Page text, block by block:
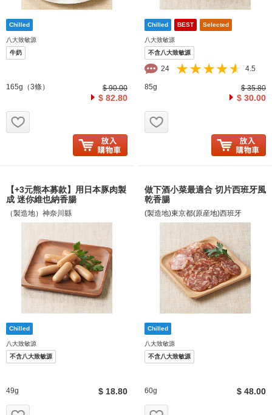
八大致敏源
牛奶
165g（3條） $ 90.00
$ 82.80
八大致敏源
不含八大致敏源
24 4.5
85g $ 35.80
$ 30.00
【+3元熊本募款】用日本豚肉製
成 迷你維也納香腸
（製造地）神奈川縣
八大致敏源
不含八大致敏源
49g $ 18.80
做下酒小菜最適合 切片西班牙風
乾香腸
(製造地)東京都(原産地)西班牙
八大致敏源
不含八大致敏源
60g $ 48.00